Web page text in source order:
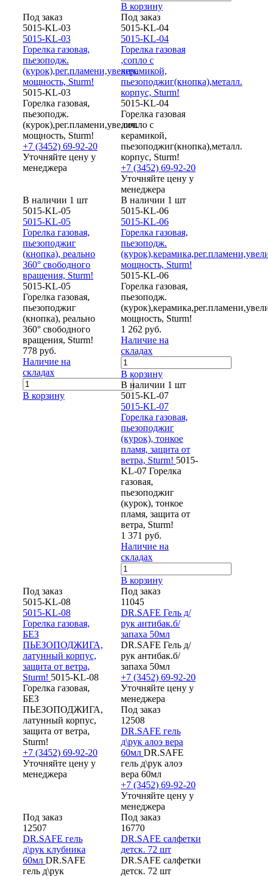
В корзину
Под заказ
5015-KL-03
5015-KL-03
Горелка газовая,
пьезоподж.
(курок),рег.пламени,увелич.
мощность, Sturm!
5015-KL-03
Горелка газовая,
пьезоподж.
(курок),рег.пламени,увелич.
мощность, Sturm!
+7 (3452) 69-92-20
Уточняйте цену у
менеджера
Под заказ
5015-KL-04
5015-KL-04
Горелка газовая
,сопло с
керамикой,
пьезоподжиг(кнопка),металл.
корпус, Sturm!
5015-KL-04
Горелка газовая
,сопло с
керамикой,
пьезоподжиг(кнопка),металл.
корпус, Sturm!
+7 (3452) 69-92-20
Уточняйте цену у
менеджера
В наличии 1 шт
5015-KL-05
5015-KL-05
Горелка газовая,
пьезоподжиг
(кнопка), реально
360° свободного
вращения, Sturm!
5015-KL-05
Горелка газовая,
пьезоподжиг
(кнопка), реально
360° свободного
вращения, Sturm!
778 руб.
Наличие на
складах
В корзину
В наличии 1 шт
5015-KL-06
5015-KL-06
Горелка газовая,
пьезоподж.
мощность, Sturm!
5015-KL-06
Горелка газовая,
пьезоподж.
мощность, Sturm!
1 262 руб.
Наличие на
складах
В корзину
В наличии 1 шт
5015-KL-07
5015-KL-07
Горелка газовая,
пьезоподжиг
(курок), тонкое
пламя, защита от
ветра, Sturm! 5015-
KL-07 Горелка
газовая,
пьезоподжиг
(курок), тонкое
пламя, защита от
ветра, Sturm!
1 371 руб.
Наличие на
складах
В корзину
Под заказ
5015-KL-08
5015-KL-08
Горелка газовая,
БЕЗ
ПЬЕЗОПОДЖИГА,
латунный корпус,
защита от ветра,
Sturm! 5015-KL-08
Горелка газовая,
БЕЗ
ПЬЕЗОПОДЖИГА,
латунный корпус,
защита от ветра,
Sturm!
+7 (3452) 69-92-20
Уточняйте цену у
менеджера
Под заказ
11045
DR.SAFE Гель д/
рук антибак.б/
запаха 50мл
DR.SAFE Гель д/
рук антибак.б/
запаха 50мл
+7 (3452) 69-92-20
Уточняйте цену у
менеджера
Под заказ
12508
DR.SAFE гель
д\рук алоэ вера
60мл DR.SAFE
гель д\рук алоэ
вера 60мл
+7 (3452) 69-92-20
Уточняйте цену у
менеджера
Под заказ
12507
DR.SAFE гель
д\рук клубника
60мл DR.SAFE
гель д\рук
Под заказ
16770
DR.SAFE салфетки
детск. 72 шт
DR.SAFE салфетки
детск. 72 шт